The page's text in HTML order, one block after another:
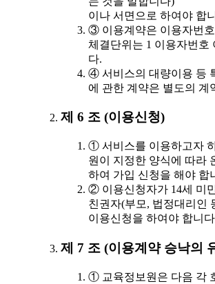
이나 서면으로 하여야 합
③ 이용계약은 이용자번
체결단위는 1 이용자번호
다.
④ 서비스의 대량이용 등
에 관한 계약은 별도의 계
제 6 조 (이용신청)
① 서비스를 이용하고자
원이 지정한 양식에 따라
하여 가입 신청을 해야 합
② 이용신청자가 14세 미
친권자(부모, 법정대리인
이용신청을 하여야 합니
제 7 조 (이용계약 승낙의
① 교육정보원은 다음 각